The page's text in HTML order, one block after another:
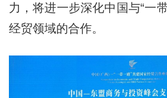
力，将进一步深化中国与“一
经贸领域的合作。